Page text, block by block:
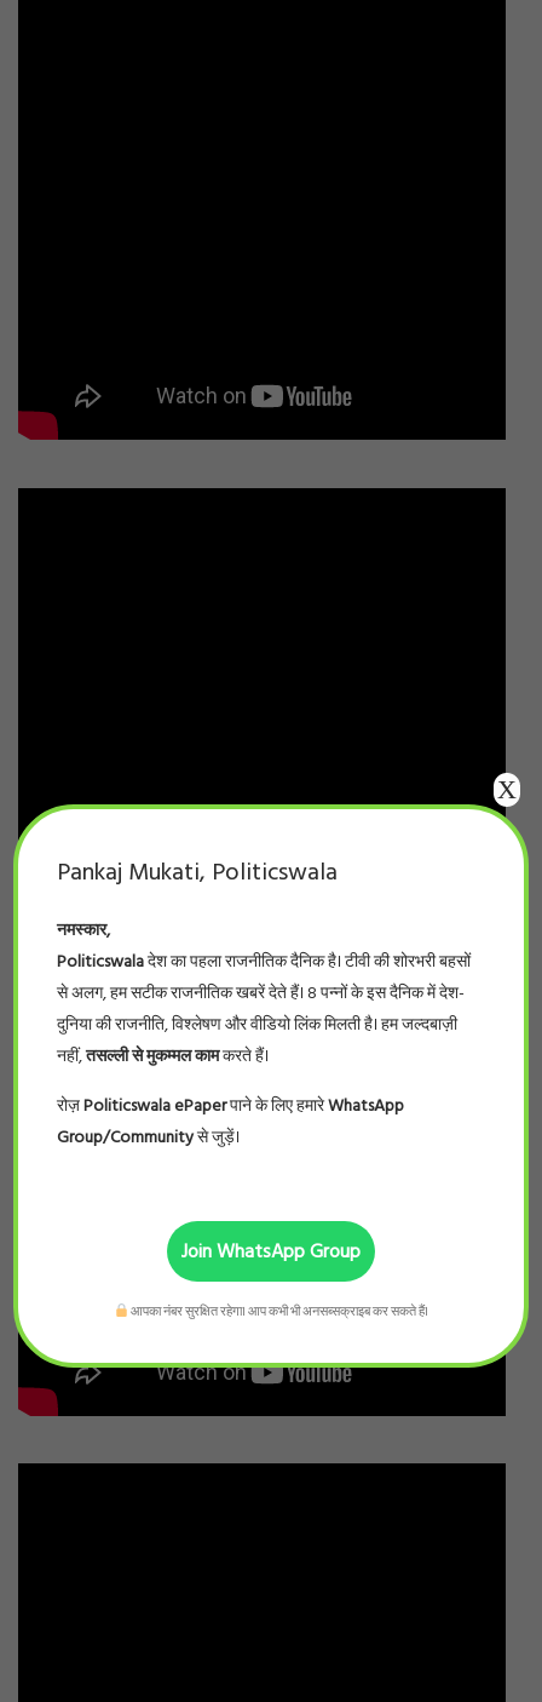
Pankaj Mukati, Politicswala
नमस्कार,
Politicswalaदेश का पहला राजनीतिक दैनिक है। टीवी की शोरभरी बहसों
से अलग, हम सटीक राजनीतिक खबरें देते हैं। 8 पन्नों के इस दैनिक में देश-
दुनिया की राजनीति, विश्लेषण और वीडियो लिंक मिलती है। हम जल्दबाज़ी
नहीं,तसल्ली से मुकम्मल कामकरते हैं।
रोज़Politicswala ePaperपाने के लिए हमारेWhatsApp
Group/Communityसे जुड़ें।
Join WhatsApp Group
आपका नंबर सुरक्षित रहेगा। आप कभी भी अनसब्सक्राइब कर सकते हैं।
X